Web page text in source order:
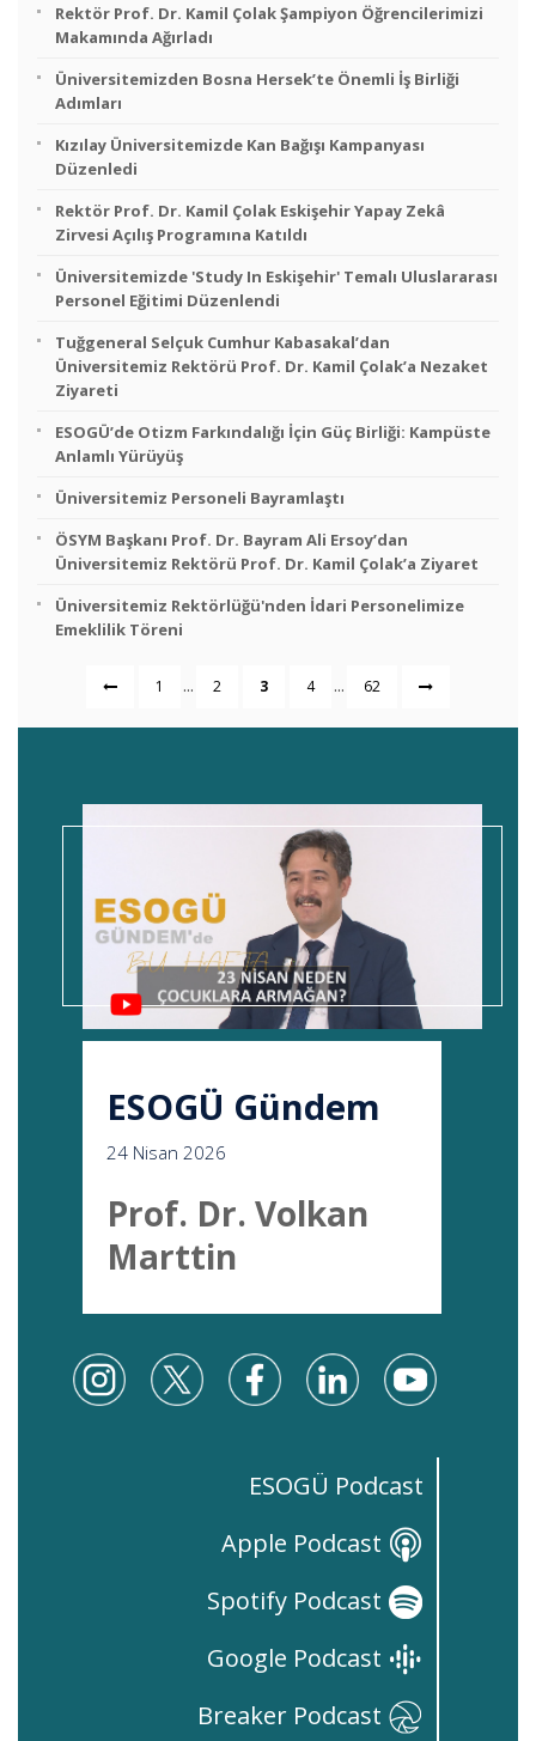
Rektör Prof. Dr. Kamil Çolak Şampiyon Öğrencilerimizi
Makamında Ağırladı
Üniversitemizden Bosna Hersek’te Önemli İş Birliği
Adımları
Kızılay Üniversitemizde Kan Bağışı Kampanyası
Düzenledi
Rektör Prof. Dr. Kamil Çolak Eskişehir Yapay Zekâ
Zirvesi Açılış Programına Katıldı
Üniversitemizde 'Study In Eskişehir' Temalı Uluslararası
Personel Eğitimi Düzenlendi
Tuğgeneral Selçuk Cumhur Kabasakal’dan
Üniversitemiz Rektörü Prof. Dr. Kamil Çolak’a Nezaket
Ziyareti
ESOGÜ’de Otizm Farkındalığı İçin Güç Birliği: Kampüste
Anlamlı Yürüyüş
Üniversitemiz Personeli Bayramlaştı
ÖSYM Başkanı Prof. Dr. Bayram Ali Ersoy’dan
Üniversitemiz Rektörü Prof. Dr. Kamil Çolak’a Ziyaret
Üniversitemiz Rektörlüğü'nden İdari Personelimize
Emeklilik Töreni
1 ... 2 3 4 ... 62
ESOGÜ Gündem
24 Nisan 2026
Prof. Dr. Volkan
Marttin
ESOGÜ Podcast
Apple Podcast
Spotify Podcast
Google Podcast
Breaker Podcast